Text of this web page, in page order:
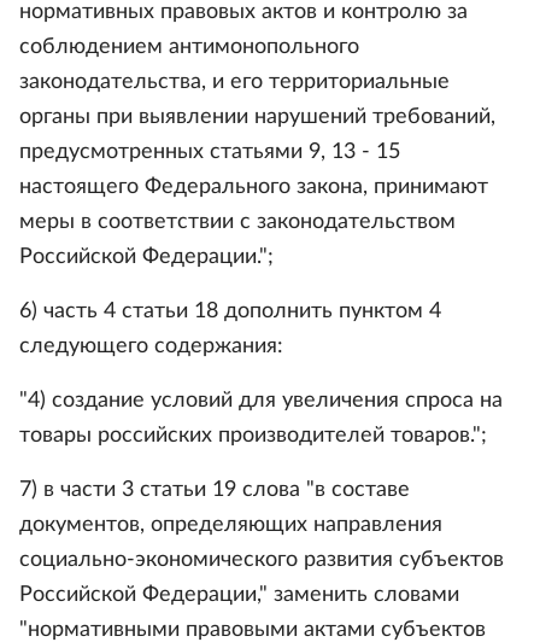
нормативных правовых актов и контролю за
соблюдением антимонопольного
законодательства, и его территориальные
органы при выявлении нарушений требований,
предусмотренных статьями 9, 13 - 15
настоящего Федерального закона, принимают
меры в соответствии с законодательством
Российской Федерации.";
6) часть 4 статьи 18 дополнить пунктом 4
следующего содержания:
"4) создание условий для увеличения спроса на
товары российских производителей товаров.";
7) в части 3 статьи 19 слова "в составе
документов, определяющих направления
социально-экономического развития субъектов
Российской Федерации," заменить словами
"нормативными правовыми актами субъектов